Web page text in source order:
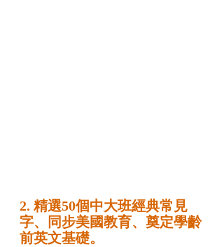
2. 精選50個中大班經典常見
字、同步美國教育、奠定學齡
前英文基礎。